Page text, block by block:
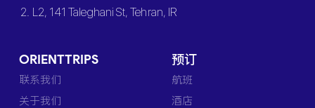
2. L2, 141 Taleghani St, Tehran, IR
ORIENTTRIPS
联系我们
关于我们
预订
航班
酒店